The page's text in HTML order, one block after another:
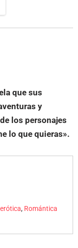
que sus
y
los personajes
lo que quieras».
, Romántica